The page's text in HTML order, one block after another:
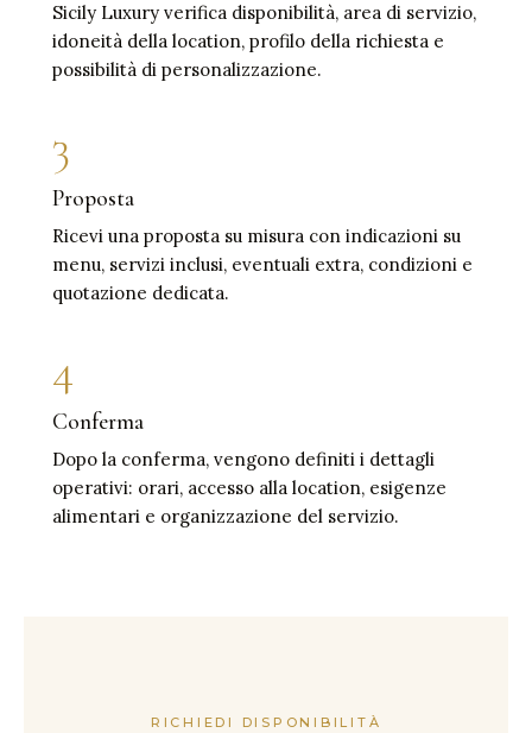
Sicily Luxury verifica disponibilità, area di servizio,
idoneità della location, profilo della richiesta e
possibilità di personalizzazione.
3
Proposta
Ricevi una proposta su misura con indicazioni su
menu, servizi inclusi, eventuali extra, condizioni e
quotazione dedicata.
4
Conferma
Dopo la conferma, vengono definiti i dettagli
operativi: orari, accesso alla location, esigenze
alimentari e organizzazione del servizio.
RICHIEDI DISPONIBILITÀ